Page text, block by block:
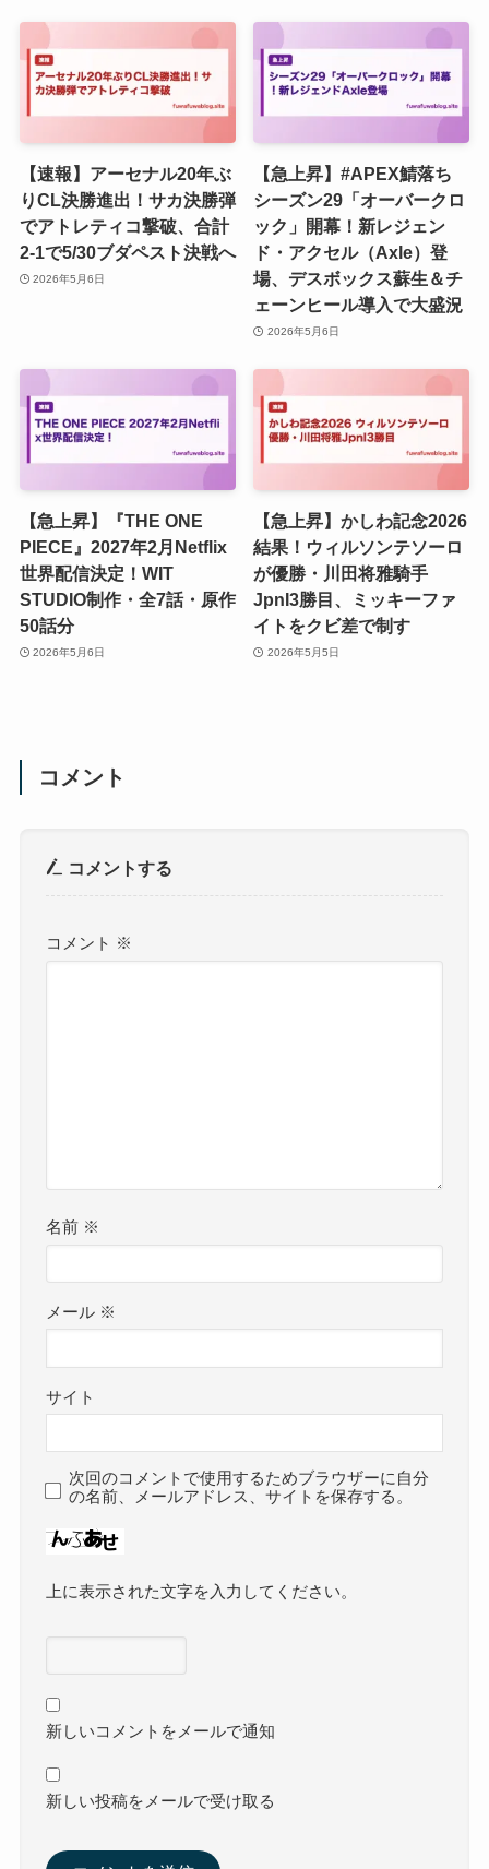
【速報】アーセナル20年ぶ
りCL決勝進出！サカ決勝弾
でアトレティコ撃破、合計
2-1で5/30ブダペスト決戦へ
2026年5月6日
【急上昇】#APEX鯖落ち
シーズン29「オーバークロ
ック」開幕！新レジェン
ド・アクセル（Axle）登
場、デスボックス蘇生＆チ
ェーンヒール導入で大盛況
2026年5月6日
【急上昇】『THE ONE
PIECE』2027年2月Netflix
世界配信決定！WIT
STUDIO制作・全7話・原作
50話分
2026年5月6日
【急上昇】かしわ記念2026
結果！ウィルソンテソーロ
が優勝・川田将雅騎手
JpnI3勝目、ミッキーファ
イトをクビ差で制す
2026年5月5日
コメント
コメントする
コメント ※
名前 ※
メール ※
サイト
次回のコメントで使用するためブラウザーに自分
の名前、メールアドレス、サイトを保存する。
上に表示された文字を入力してください。
新しいコメントをメールで通知
新しい投稿をメールで受け取る